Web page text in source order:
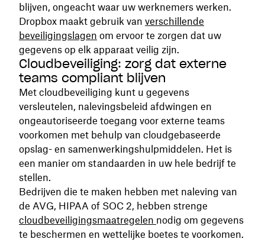
blijven, ongeacht waar uw werknemers werken.
Dropbox maakt gebruik van verschillende
beveiligingslagen om ervoor te zorgen dat uw
gegevens op elk apparaat veilig zijn.
Cloudbeveiliging: zorg dat externe
teams compliant blijven
Met cloudbeveiliging kunt u gegevens
versleutelen, nalevingsbeleid afdwingen en
ongeautoriseerde toegang voor externe teams
voorkomen met behulp van cloudgebaseerde
opslag- en samenwerkingshulpmiddelen. Het is
een manier om standaarden in uw hele bedrijf te
stellen.
Bedrijven die te maken hebben met naleving van
de AVG, HIPAA of SOC 2, hebben strenge
cloudbeveiligingsmaatregelen nodig om gegevens
te beschermen en wettelijke boetes te voorkomen.